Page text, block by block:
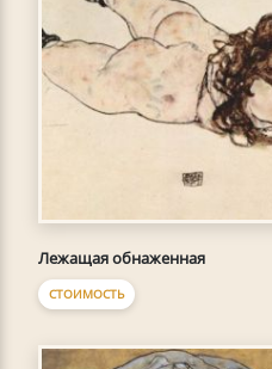
Лежащая обнаженная
СТОИМОСТЬ